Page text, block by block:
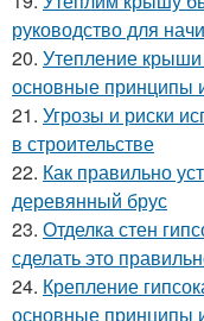
руководство для
20. Утепление крыши
основные принципы
21. Угрозы и риски
в строительстве
22. Как правильно
деревянный брус
23. Отделка стен
сделать это
24. Крепление
основные принципы